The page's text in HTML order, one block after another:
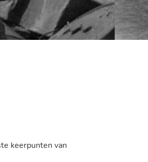
keerpunten van